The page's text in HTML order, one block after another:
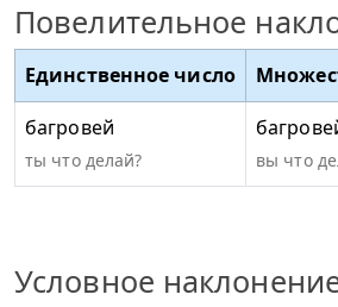
Повелительное
Единственное число
багровей
ты что делай? вы что
Условное